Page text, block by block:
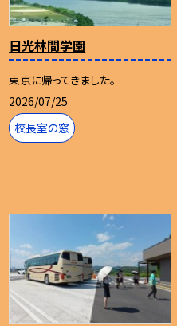
日光林間学園
東京に帰ってきました。
2026/07/25
校長室の窓